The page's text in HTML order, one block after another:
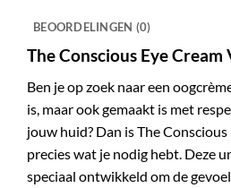
BEOORDELINGEN (0)
The Conscious Eye Cream
Ben je op zoek naar een
is, maar ook gemaakt is met
jouw huid? Dan is The
precies wat je nodig hebt. Deze
speciaal ontwikkeld om de